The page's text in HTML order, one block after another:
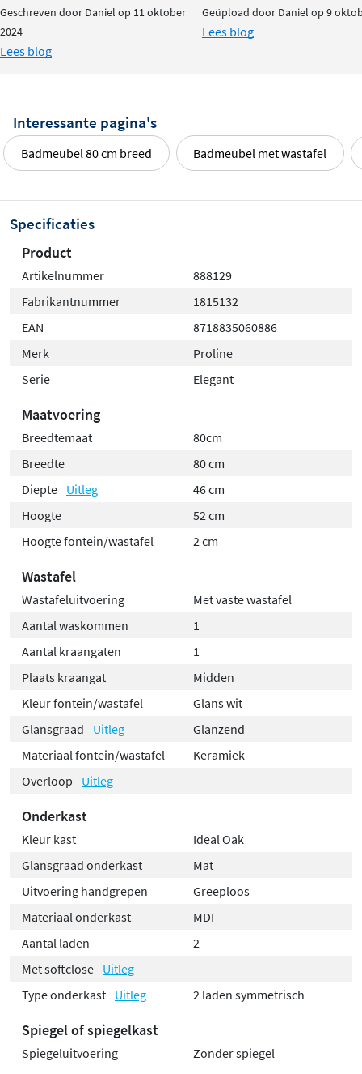
Geschreven door Daniel op 11 oktober
2024
Lees blog
Geüpload door Daniel op 9
Lees blog
Interessante pagina's
Badmeubel 80 cm breed Badmeubel met wastafel
Specificaties
Product
Artikelnummer
888129
Fabrikantnummer
1815132
EAN
8718835060886
Merk
Proline
Serie
Elegant
Maatvoering
Breedtemaat
80cm
Breedte
80 cm
Diepte Uitleg
46 cm
Hoogte
52 cm
Hoogte fontein/wastafel
2 cm
Wastafel
Wastafeluitvoering
Met vaste wastafel
Aantal waskommen
1
Aantal kraangaten
1
Plaats kraangat
Midden
Kleur fontein/wastafel
Glans wit
Glansgraad
Uitleg
Glanzend
Materiaal fontein/wastafel
Keramiek
Overloop
Uitleg
Onderkast
Kleur kast
Ideal Oak
Glansgraad onderkast
Mat
Uitvoering handgrepen
Greeploos
Materiaal onderkast
MDF
Aantal laden
2
Met softclose Uitleg
Type onderkast Uitleg 2 laden symmetrisch
Spiegel of spiegelkast
Spiegeluitvoering Zonder spiegel